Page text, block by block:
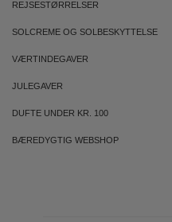
REJSESTØRRELSER
SOLCREME OG SOLBESKYTTELSE
VÆRTINDEGAVER
JULEGAVER
DUFTE UNDER KR. 100
BÆREDYGTIG WEBSHOP